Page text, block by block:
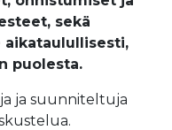
sekä
aikataulullisesti,
puolesta.
ja suunniteltuja